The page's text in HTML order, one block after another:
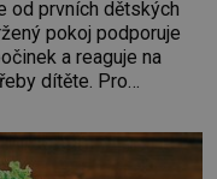
od prvních dětských
pokoj podporuje
a reaguje na
dítěte. Pro
klidně a útulně.